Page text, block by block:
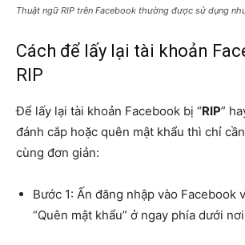
Thuật ngữ RIP trên Facebook thường được sử dụng
Cách để lấy lại tài khoản
RIP
Để lấy lại tài khoản Facebook bị “RIP”
đánh cắp hoặc quên mật khẩu thì chỉ
cùng đơn giản:
Bước 1: Ấn đăng nhập vào Facebook
“Quên mật khẩu” ở ngay phía dưới